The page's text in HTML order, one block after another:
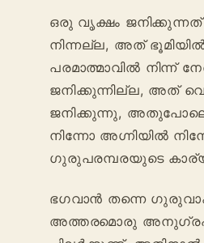
ഒരു വൃക്ഷം ജനിക്കുന്നത്
നിന്നല്ല, അത്
പരമാത്മാവിൽ നിന്ന്
ജനിക്കുന്നില്ല, അത്
ജനിക്കുന്നു,
നിന്നോ അഗ്നിയിൽ
ഗുരുപരമ്പരയുടെ
ഭഗവാൻ തന്നെ
അത്തരമൊരു